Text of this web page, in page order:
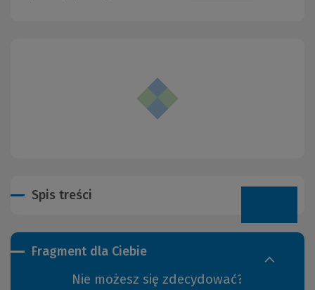
Fragment dla Ciebie
Nie możesz się zdecydować?
Spis treści